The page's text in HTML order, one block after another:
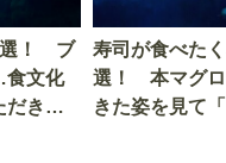
選！ ブ
食文化
だきま
寿司が食べた
選！ 本マグ
きた姿を見て